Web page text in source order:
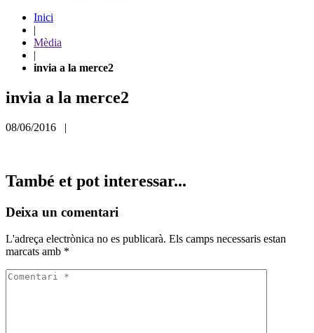
Inici
|
Mèdia
|
invia a la merce2
invia a la merce2
08/06/2016 |
També et pot interessar...
Deixa un comentari
L'adreça electrònica no es publicarà. Els camps necessaris estan
marcats amb *